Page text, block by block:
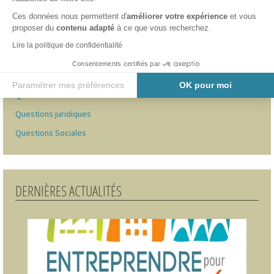
Ces données nous permettent d'améliorer votre expérience et vous
proposer du contenu adapté à ce que vous recherchez.
Lire la politique de confidentialité
Consentements certifiés par
Paramétrer mes préférences OK pour moi
Actualités
Questions juridiques
Questions Sociales
DERNIÈRES ACTUALITÉS